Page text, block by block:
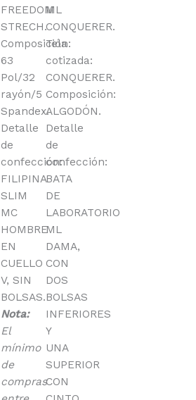
FREEDOM
STRECH.
Composición:
63
Pol/32
rayón/5
Spandex.
Detalle
de
confección:
FILIPINA
SLIM
MC
HOMBRE
EN
CUELLO
V, SIN
BOLSAS.
Nota:
El
mínimo
de
compras
ML
CONQUERER.
Tela
cotizada:
CONQUERER.
Composición:
ALGODÓN.
Detalle
de
confección:
BATA
DE
LABORATORIO
ML
DAMA,
CON
DOS
BOLSAS
INFERIORES
Y
UNA
SUPERIOR
CON